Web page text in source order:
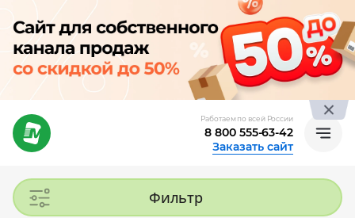
Работаем по всей России
8 800 555-63-42
Заказать сайт
Фильтр